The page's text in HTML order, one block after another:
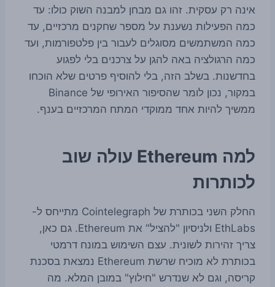
אינה רק עסקית. זהו גם מבחן למבנה השוק כולו: עד
כמה הפעילות נשענת על מספר שחקנים מרכזיים, עד
כמה המשתמשים מסוגלים לעבור בין פלטפורמות, ועד
כמה הרגולציה באה להגן על צרכנים בלי לפגוע
בחדשנות. בשלב הזה, בלי להוסיף פרטים שלא הוכחו
במקור, נכון לומר שהסיפור האירופי של Binance
ממשיך להיות אחד ממוקדי המתח המרכזיים בענף.
למה Ethereum עולה שוב
לכותרות
החלק השני בכותרת של Cointelegraph מתייחס ל-
EthLabs ולניסיון "להציל" את Ethereum. גם כאן,
צריך זהירות לשונית. עצם השימוש במונח דרמטי
בכותרת לא מוכיח שרשת Ethereum נמצאת בסכנת
קריסה, וגם לא שנדרש "חילוץ" במובן המלא. מה